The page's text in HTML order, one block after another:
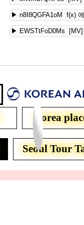
▶ n8I8QGFA1oM f(x)
▶ EWSTtFoD0Ms [MV]
korea
Seoul Tour